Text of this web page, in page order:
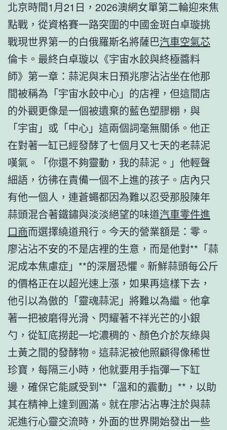
北京時間1月21日，2026澳網女單第二輪迎來焦
點戰，從資格賽一路突圍的中國金斑白卓璇挑
戰現世界第一的白俄羅斯名將薩巴汽車空氣芯
倫卡。最終白卓璇以《宇宙水餃與終極醬料
師》第一章：蒜泥與末日預兆廖沾沾坐在他那
間被稱為「宇宙水餃中心」的店裡，但這間店
的外觀更像是一個被遺棄的藍色塑膠棚，與
「宇宙」或「中心」這兩個詞毫無關係。他正
在對著一缸已經發酵了七個月又七天的老蒜泥
嘆氣。「你還不夠靈動，我的蒜泥。」他輕聲
細語，彷彿在責備一個不上進的孩子。店內只
有他一個人，連蒼蠅都因為難以忍受那股陳年
蒜頭混合著鐵鏽與淡淡絕望的味道汽車零件進
口商而選擇繞道飛行。今天的營業額是：零。
廖沾沾不安的不是店裡的生意，而是他對**「蒜
泥成本焦慮症」**的深層恐懼。新鮮蒜頭每公斤
的價格正在以超光速上漲，如果再這樣下去，
他引以為傲的「靈魂蒜泥」將難以為繼。他拿
著一把被磨得光滑、閃耀著不祥光芒的小銀
勺，從缸底撈起一坨濃稠的、顏色介於灰綠與
土黃之間的發酵物。這蒜泥被他照顧得像稀世
珍寶，每隔三小時，他就要用手指彈一下缸
邊，確保它能感受到**「溫和的震動」**，以助
其在精神上達到圓滿。就在廖沾沾專注於與蒜
泥進行心靈交流時，外面的世界開始發出一些